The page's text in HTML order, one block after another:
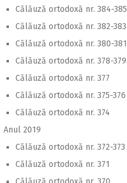
Călăuză ortodoxă nr. 384-385
Călăuză ortodoxă nr. 382-383
Călăuză ortodoxă nr. 380-381
Călăuză ortodoxă nr. 378-379
Călăuză ortodoxă nr. 377
Călăuză ortodoxă nr. 375-376
Călăuză ortodoxă nr. 374
Anul 2019
Călăuză ortodoxă nr. 372-373
Călăuză ortodoxă nr. 371